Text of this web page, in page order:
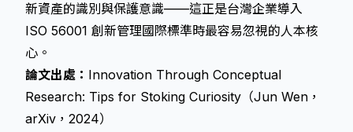
新資產的識別與保護意識——這正是台灣企業導入
ISO 56001 創新管理國際標準時最容易忽視的人本核
心。
論文出處： Innovation Through Conceptual
Research: Tips for Stoking Curiosity（Jun Wen，
arXiv，2024）